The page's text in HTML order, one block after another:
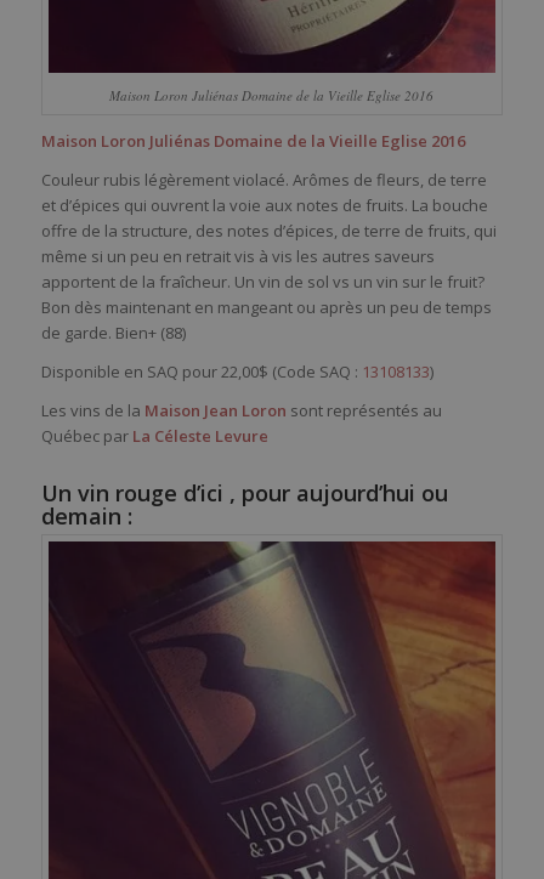
Maison Loron Juliénas Domaine de la Vieille Eglise 2016
Maison Loron Juliénas Domaine de la Vieille Eglise 2016
Couleur rubis légèrement violacé. Arômes de fleurs, de terre
et d’épices qui ouvrent la voie aux notes de fruits. La bouche
offre de la structure, des notes d’épices, de terre de fruits, qui
même si un peu en retrait vis à vis les autres saveurs
apportent de la fraîcheur. Un vin de sol vs un vin sur le fruit?
Bon dès maintenant en mangeant ou après un peu de temps
de garde. Bien+ (88)
Disponible en SAQ pour 22,00$ (Code SAQ : 13108133)
Les vins de la Maison Jean Loron sont représentés au
Québec parLa Céleste Levure
Un vin rouge d’ici , pour aujourd’hui ou
demain :